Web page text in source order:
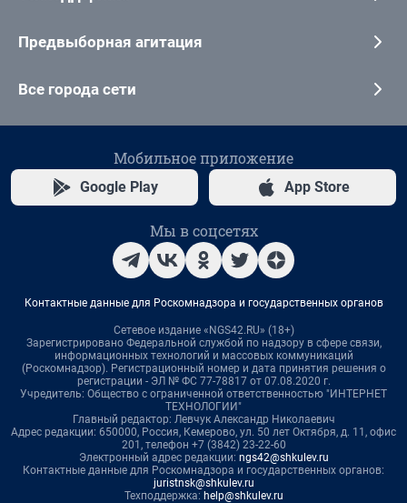
Предвыборная агитация
Все города сети
Мобильное приложение
Google Play App Store
Мы в соцсетях
Контактные данные для Роскомнадзора и государственных органов
Сетевое издание «NGS42.RU» (18+)
Зарегистрировано Федеральной службой по надзору в сфере связи,
информационных технологий и массовых коммуникаций
(Роскомнадзор). Регистрационный номер и дата принятия решения о
регистрации - ЭЛ № ФС 77-78817 от 07.08.2020 г.
Учредитель: Общество с ограниченной ответственностью "ИНТЕРНЕТ
ТЕХНОЛОГИИ"
Главный редактор: Левчук Александр Николаевич
Адрес редакции: 650000, Россия, Кемерово, ул. 50 лет Октября, д. 11, офис
201, телефон +7 (3842) 23-22-60
Электронный адрес редакции: ngs42@shkulev.ru
Контактные данные для Роскомнадзора и государственных органов:
juristnsk@shkulev.ru
Техподдержка: help@shkulev.ru